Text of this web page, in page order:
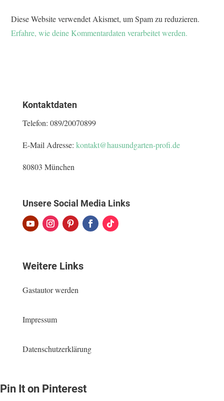
Diese Website verwendet Akismet, um Spam zu reduzieren.
Erfahre, wie deine Kommentardaten verarbeitet werden.
Kontaktdaten
Telefon: 089/20070899
E-Mail Adresse: kontakt@hausundgarten-profi.de
80803 München
Unsere Social Media Links
Weitere Links
Gastautor werden
Impressum
Datenschutzerklärung
Pin It on Pinterest